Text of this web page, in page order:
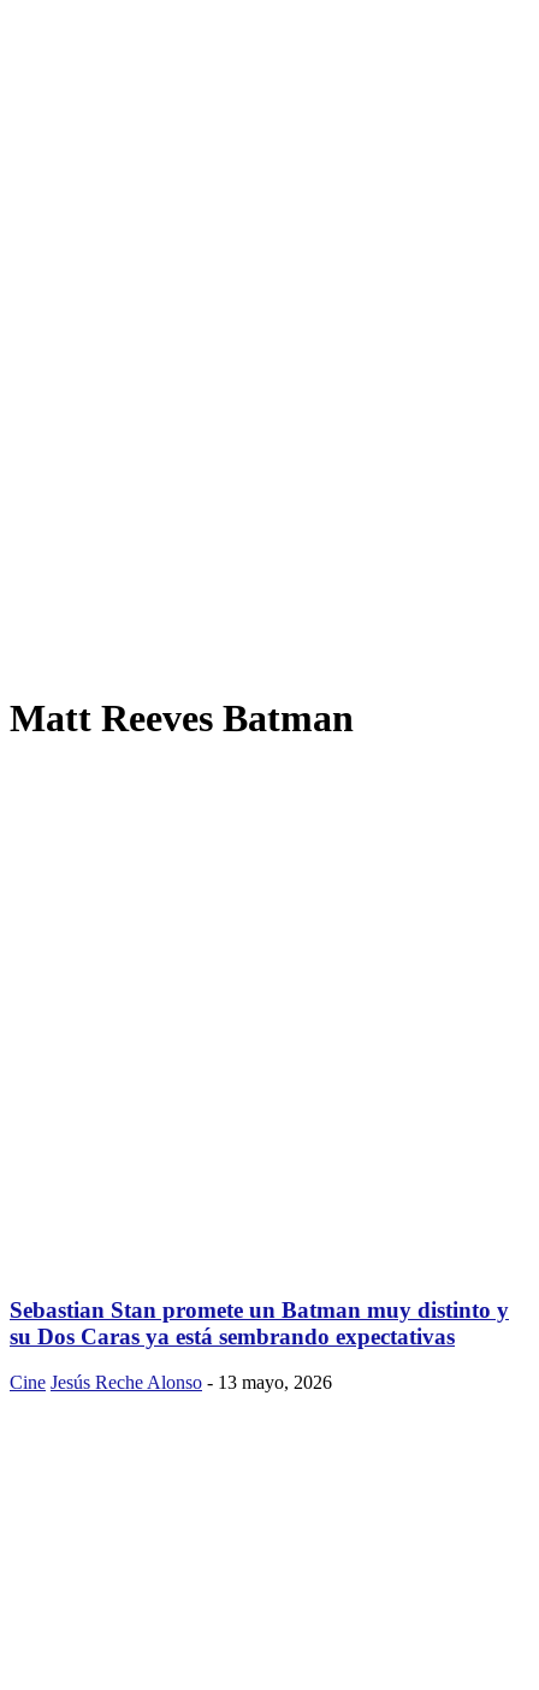
Matt Reeves Batman
Sebastian Stan promete un Batman muy distinto y
su Dos Caras ya está sembrando expectativas
Cine Jesús Reche Alonso - 13 mayo, 2026